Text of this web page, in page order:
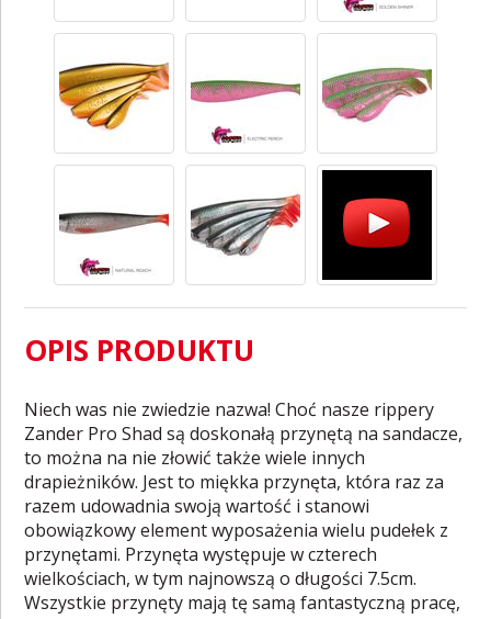
OPIS PRODUKTU
Niech was nie zwiedzie nazwa! Choć nasze rippery
Zander Pro Shad są doskonałą przynętą na sandacze,
to można na nie złowić także wiele innych
drapieżników. Jest to miękka przynęta, która raz za
razem udowadnia swoją wartość i stanowi
obowiązkowy element wyposażenia wielu pudełek z
przynętami. Przynęta występuje w czterech
wielkościach, w tym najnowszą o długości 7.5cm.
Wszystkie przynęty mają tę samą fantastyczną pracę,